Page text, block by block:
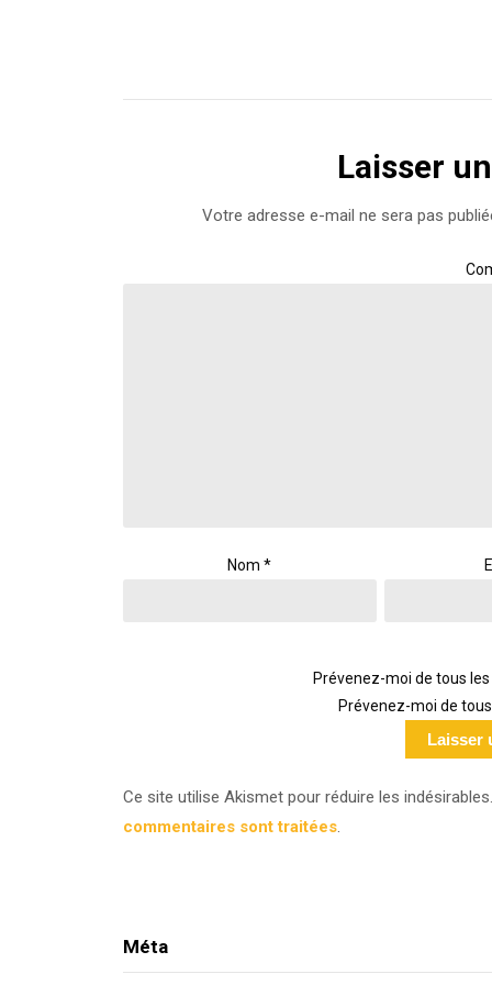
Laisser
Votre adresse e-mail ne sera pas
Nom*
Prévenez-moi de tous
Prévenez-moi de
Ce site utilise Akismet pour réduire les indésirables.
commentaires sont traitées.
Méta